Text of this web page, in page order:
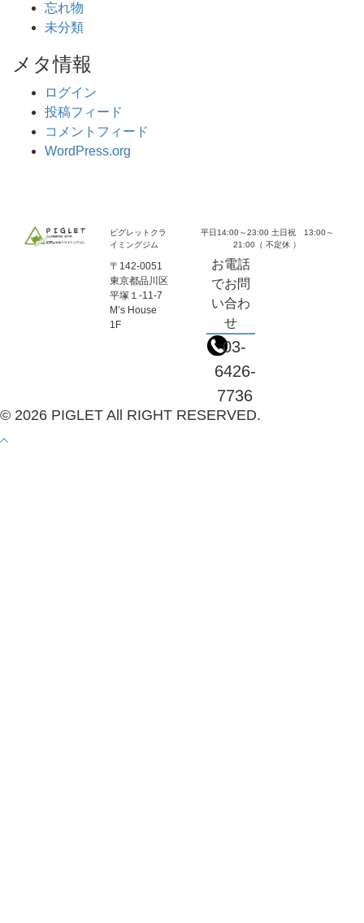
忘れ物
未分類
メタ情報
ログイン
投稿フィード
コメントフィード
WordPress.org
ピグレットクラ
イミングジム
〒142-0051
東京都品川区
平塚１-11-7
M’s House
1F
平日14:00～23:00 土日祝 13:00～
21:00（ 不定休 ）
お電話
でお問
い合わ
せ
03-
6426-
7736
© 2026 PIGLET All RIGHT RESERVED.